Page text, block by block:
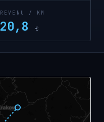
REVENU / KM
20,8€